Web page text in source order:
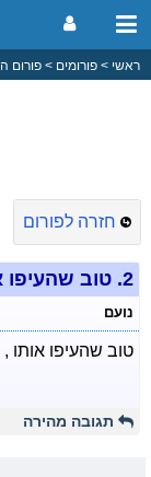
ראשי פורומים פורום
חזרה לפורום
2. טוב שהעיפו
נועם
טוב שהעיפו אותו
תגובה מהירה